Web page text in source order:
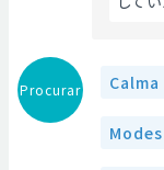
Procurar Calma